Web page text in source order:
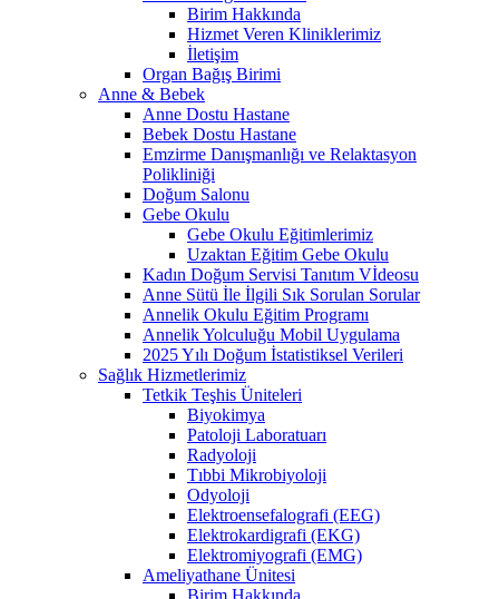
Birim Hakkında
Hizmet Veren Kliniklerimiz
İletişim
Organ Bağış Birimi
Anne & Bebek
Anne Dostu Hastane
Bebek Dostu Hastane
Emzirme Danışmanlığı ve Relaktasyon
Polikliniği
Doğum Salonu
Gebe Okulu
Gebe Okulu Eğitimlerimiz
Uzaktan Eğitim Gebe Okulu
Kadın Doğum Servisi Tanıtım Vİdeosu
Anne Sütü İle İlgili Sık Sorulan Sorular
Annelik Okulu Eğitim Programı
Annelik Yolculuğu Mobil Uygulama
2025 Yılı Doğum İstatistiksel Verileri
Sağlık Hizmetlerimiz
Tetkik Teşhis Üniteleri
Biyokimya
Patoloji Laboratuarı
Radyoloji
Tıbbi Mikrobiyoloji
Odyoloji
Elektroensefalografi (EEG)
Elektrokardigrafi (EKG)
Elektromiyografi (EMG)
Ameliyathane Ünitesi
Birim Hakkında